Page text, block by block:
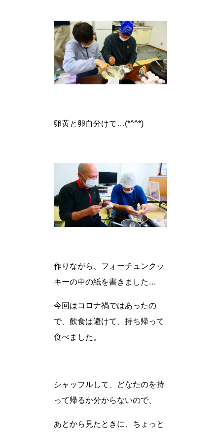
卵黄と卵白分けて…(*^^*)
作りながら、フォーチュンクッ
キーの中の紙を書きました…
今回はコロナ禍ではあったの
で、飲食は避けて、持ち帰って
食べました。
シャッフルして、どなたのを持
って帰るか分からないので、
あとから見たときに、ちょっと